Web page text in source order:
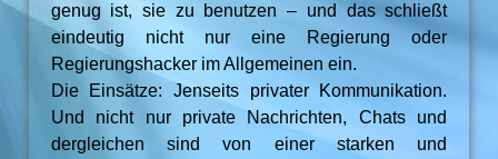
genug ist, sie zu benutzen – und das schließt
eindeutig nicht nur eine Regierung oder
Regierungshacker im Allgemeinen ein.
Die Einsätze: Jenseits privater Kommunikation.
Und nicht nur private Nachrichten, Chats und
dergleichen sind von einer starken und